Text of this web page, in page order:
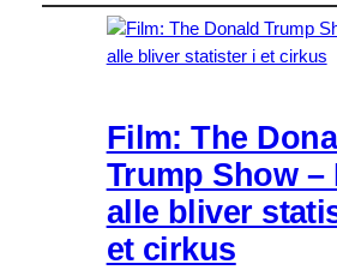
Film: The
Trump Show –
alle bliver
et cirkus